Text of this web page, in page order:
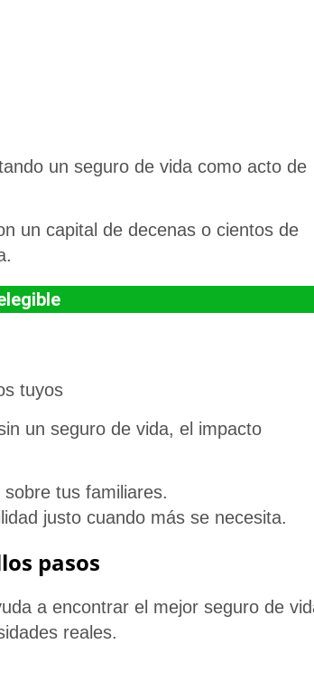
un seguro de vida como acto de
un capital de decenas o cientos de
tuyos
un seguro de vida, el impacto
tus familiares.
justo cuando más se necesita.
pasos
a encontrar el mejor seguro de
reales.